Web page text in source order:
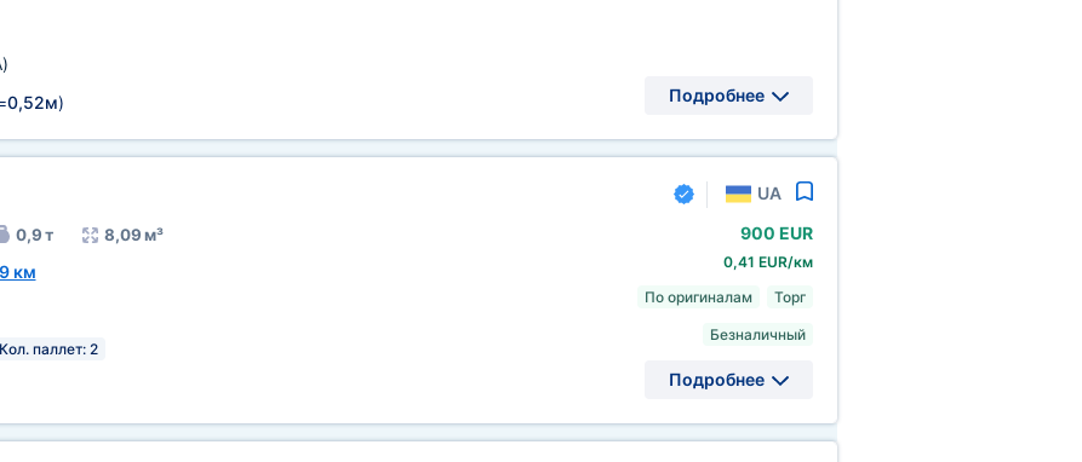
0,52м) Подробнее
UA
0,9 т 8,09 м³
км
Кол. паллет: 2
900 EUR
0,41 EUR/км
По оригиналам
Торг
Безналичный
Подробнее